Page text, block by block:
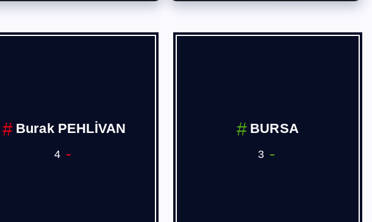
Demiryolu Ana ve Yan
Sanayii
Dernekler
3